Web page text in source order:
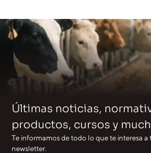
Últimas noticias,
productos, cursos y
Te informamos de todo lo que te interesa a
newsletter.